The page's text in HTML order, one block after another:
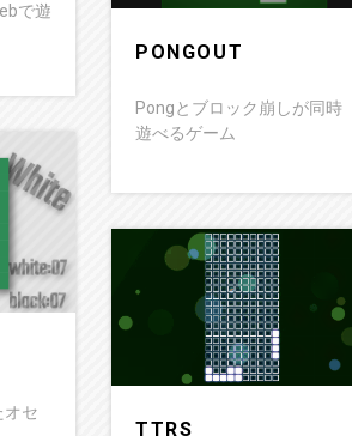
で遊
PONGOUT
Pongとブロック崩しが同時
遊べるゲーム
オセ
TTRS